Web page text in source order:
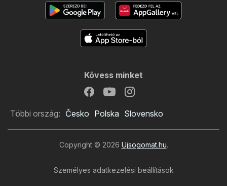
Kövess minket
Többi ország: Česko Polska Slovensko
Copyright © 2026 Ujsogomat.hu.
Személyes adatkezelési beállítások